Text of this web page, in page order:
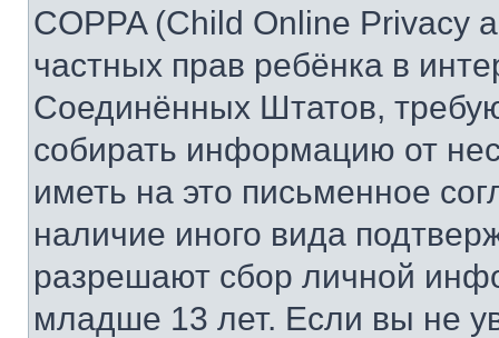
COPPA (Child Online Privacy
частных прав ребёнка в
Соединённых Штатов,
собирать информацию от
иметь на это письменное
наличие иного вида
разрешают сбор личной
младше 13 лет. Если вы не